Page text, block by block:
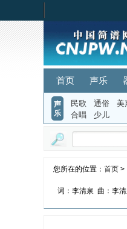
首页 声乐
声
乐
民歌 通俗
美
合唱
少儿
您所在的位置： 首页 >
词：李清泉 曲：李